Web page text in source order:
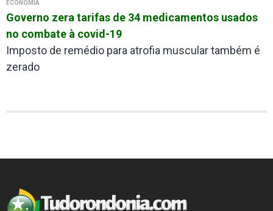
ECONOMIA
Governo zera tarifas de 34 medicamentos usados
no combate à covid-19
Imposto de remédio para atrofia muscular também é
zerado